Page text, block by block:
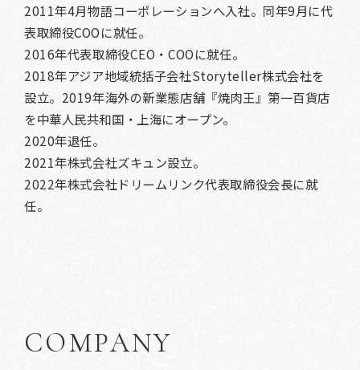
2011年4月物語コーポレーションへ入社。同年9月に代
表取締役COOに就任。
2016年代表取締役CEO・COOに就任。
2018年アジア地域統括子会社Storyteller株式会社を
設立。2019年海外の新業態店舗『焼肉王』第一百貨店
を中華人民共和国・上海にオープン。
2020年退任。
2021年株式会社ズキュン設立。
2022年株式会社ドリームリンク代表取締役会長に就
任。
COMPANY